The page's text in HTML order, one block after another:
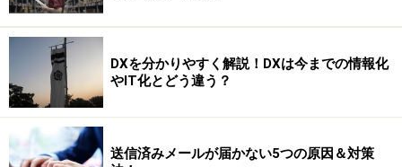
一つは広告ビジネスです。キーワード広告が華盛りです
が、このキーワード広告は広告の世界をごろっと変えて
しまいました。Web1.0時代は折込広告にしろ、バナー広
告にしろ、出すことが重要で資本力の勝負でした。
DXを分かりやすく解説！DXは今までの情報化
やIT化とどう違う？
送信済みメールが届かない5つの原因＆対策